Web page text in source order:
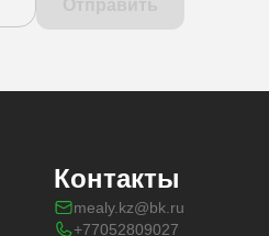
Контакты
mealy.kz@bk.ru
+77052809027